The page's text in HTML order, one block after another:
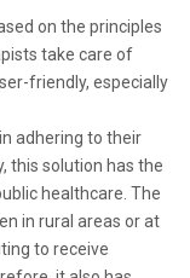
on the principles
take care of
friendly, especially
adhering to their
this solution has the
healthcare. The
in rural areas or at
to receive